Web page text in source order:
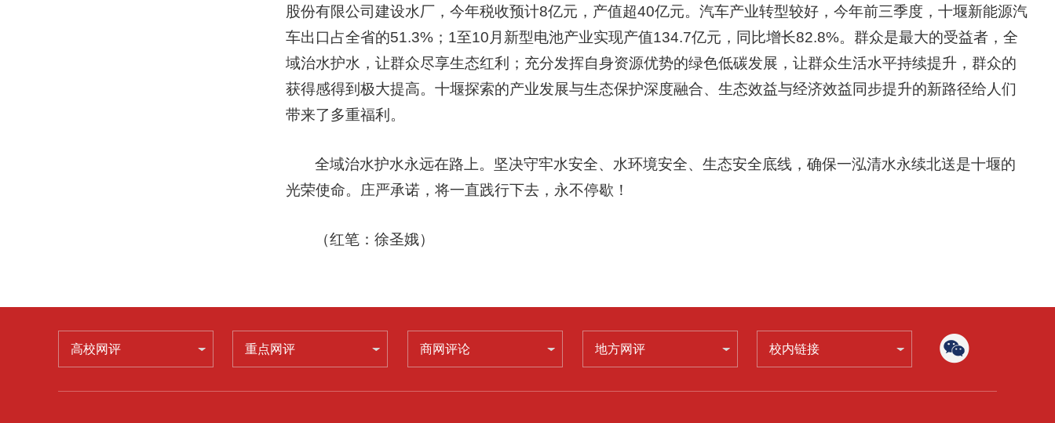
股份有限公司建设水厂，今年税收预计8亿元，产值超40亿元。汽车产业转型较好，今年前三季度，十堰新能源汽
车出口占全省的51.3%；1至10月新型电池产业实现产值134.7亿元，同比增长82.8%。群众是最大的受益者，全
域治水护水，让群众尽享生态红利；充分发挥自身资源优势的绿色低碳发展，让群众生活水平持续提升，群众的
获得感得到极大提高。十堰探索的产业发展与生态保护深度融合、生态效益与经济效益同步提升的新路径给人们
带来了多重福利。
全域治水护水永远在路上。坚决守牢水安全、水环境安全、生态安全底线，确保一泓清水永续北送是十堰的
光荣使命。庄严承诺，将一直践行下去，永不停歇！
（红笔：徐圣娥）
高校网评 重点网评 商网评论 地方网评 校内链接